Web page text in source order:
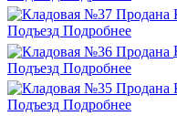
Продана
Подъезд Подробнее
Продана
Подъезд Подробнее
Продана
Подъезд Подробнее